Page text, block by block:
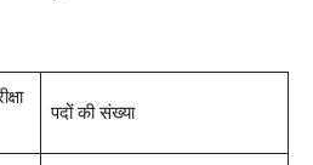
पदों की संख्या